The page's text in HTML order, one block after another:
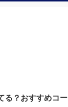
る？おすすめコー